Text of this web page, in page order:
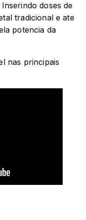
doses de
tradicional e ate
potencia da
nas principais